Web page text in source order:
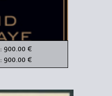
: 900.00 €
: 900.00 €